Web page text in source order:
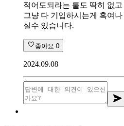
적어도되라는 룰도 딱히 없
그냥 다 기입하시는게 혹여
실수 있습니다.
좋아요 0
2024.09.08